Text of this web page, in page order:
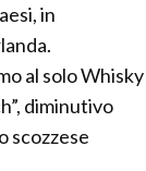
in
al solo Whisky
diminutivo
scozzese